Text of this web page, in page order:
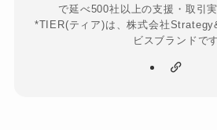
で延べ500社以上の支援・取引
*TIER(ティア)は、株式会社
ビスブランドです